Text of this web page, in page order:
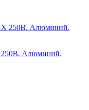
250В. Алюминий.